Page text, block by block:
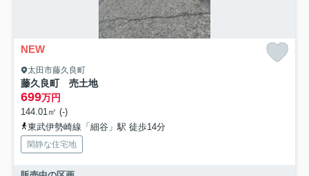
NEW
太田市藤久良町
藤久良町 売土地
699万円
144.01㎡ (-)
東武伊勢崎線「細谷」駅 徒歩14分
閑静な住宅地